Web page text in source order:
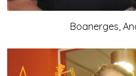
Boanerges,